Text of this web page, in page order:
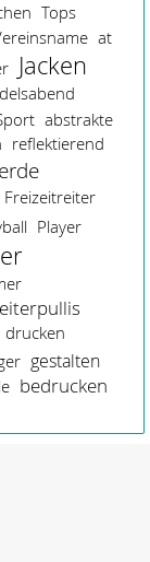
Tops
at
Jacken
abstrakte
reflektierend
Freizeitreiter
Player
drucken
gestalten
bedrucken